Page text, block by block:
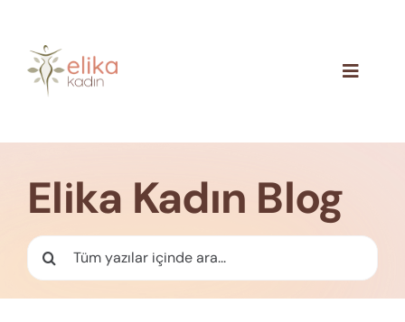
content
Toggle
İletişim
Elika Kadın Blog
Ara: